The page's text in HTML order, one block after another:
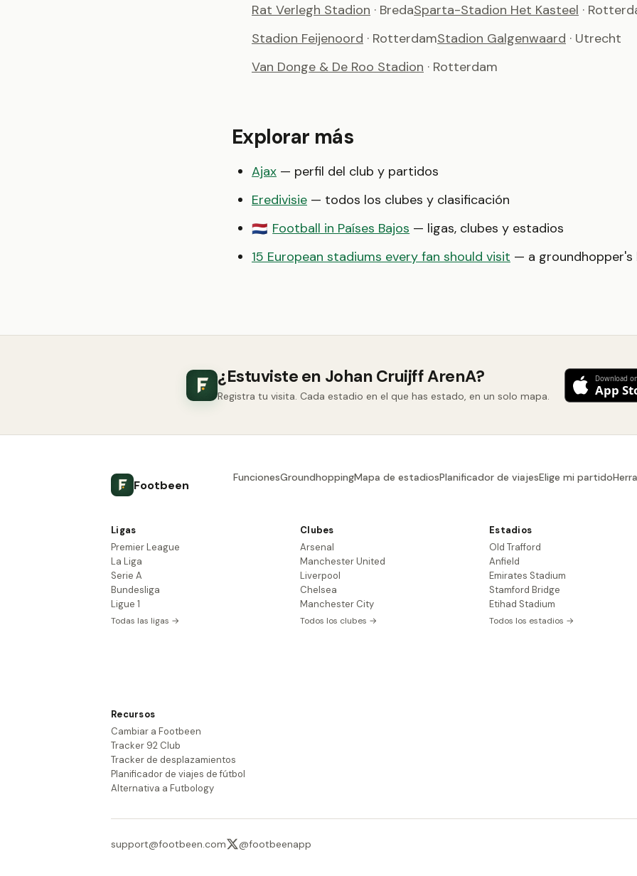
Rat Verlegh Stadion · BredaSparta-Stadion Het Kasteel ·
Stadion Feijenoord · RotterdamStadion Galgenwaard · Utrecht
Van Donge & De Roo Stadion · Rotterdam
Explorar más
Ajax — perfil del club y partidos
Eredivisie — todos los clubes y clasificación
🇳🇱 Football in Países Bajos — ligas, clubes y estadios
15 European stadiums every fan should visit — a groundhopper's
¿Estuviste en Johan Cruijff ArenA?
Registra tu visita. Cada estadio en el que has estado, en un solo mapa.
Footbeen
FuncionesGroundhoppingMapa de estadiosPlanificador de viajesElige mi partido
Ligas
Premier League
La Liga
Serie A
Bundesliga
Ligue 1
Todas las ligas →
Clubes
Arsenal
Manchester United
Liverpool
Chelsea
Manchester City
Todos los clubes →
Estadios
Old Trafford
Anfield
Emirates Stadium
Stamford Bridge
Etihad Stadium
Todos los estadios →
Recursos
Cambiar a Footbeen
Tracker 92 Club
Tracker de desplazamientos
Planificador de viajes de fútbol
Alternativa a Futbology
support@footbeen.com @footbeenapp